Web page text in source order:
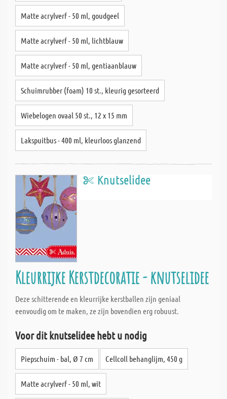
Matte acrylverf - 50 ml, goudgeel
Matte acrylverf - 50 ml, lichtblauw
Matte acrylverf - 50 ml, gentiaanblauw
Schuimrubber (foam) 10 st., kleurig gesorteerd
Wiebelogen ovaal 50 st., 12 x 15 mm
Lakspuitbus - 400 ml, kleurloos glanzend
Knutselidee
Kleurrijke Kerstdecoratie - knutselidee
Deze schitterende en kleurrijke kerstballen zijn geniaal
eenvoudig om te maken, ze zijn bovendien erg robuust.
Voor dit knutselidee hebt u nodig
Piepschuim - bal, Ø 7 cm Cellcoll behanglijm, 450 g
Matte acrylverf - 50 ml, wit